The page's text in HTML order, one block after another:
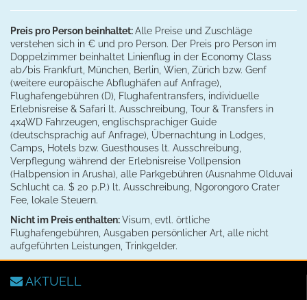
Preis pro Person beinhaltet:Alle Preise und Zuschläge
verstehen sich in € und pro Person. Der Preis pro Person im
Doppelzimmer beinhaltet Linienflug in der Economy Class
ab/bis Frankfurt, München, Berlin, Wien, Zürich bzw. Genf
(weitere europäische Abflughäfen auf Anfrage),
Flughafengebühren (D), Flughafentransfers, individuelle
Erlebnisreise & Safari lt. Ausschreibung, Tour & Transfers in
4x4WD Fahrzeugen, englischsprachiger Guide
(deutschsprachig auf Anfrage), Übernachtung in Lodges,
Camps, Hotels bzw. Guesthouses lt. Ausschreibung,
Verpflegung während der Erlebnisreise Vollpension
(Halbpension in Arusha), alle Parkgebühren (Ausnahme Olduvai
Schlucht ca. $ 20 p.P.) lt. Ausschreibung, Ngorongoro Crater
Fee, lokale Steuern.
Nicht im Preis enthalten:Visum, evtl. örtliche
Flughafengebühren, Ausgaben persönlicher Art, alle nicht
aufgeführten Leistungen, Trinkgelder.
AKTUELL